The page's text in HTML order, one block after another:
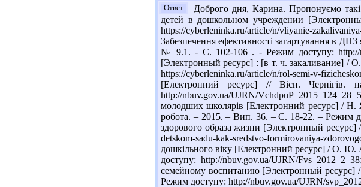
Ответ
Доброго дня, Карина. Пропонуємо
детей в дошкольном учреждении
https://cyberleninka.ru/article/n/vliyanie-
Забезпечення ефективності загартування в
№ 9.1. - С. 102-106 . - Режим доступу: http://
[Электронный ресурс] : [в т. ч. закаливание] /
https://cyberleninka.ru/article/n/rol-semi-v-
[Електронний ресурс] // Вісн.
http://nbuv.gov.ua/UJRN/
молодших школярів [Електронний ресурс] / Н.
робота. – 2015. – Вип. 36. – С. 18-22. – Режим
здорового образа жизни [Электронный
detskom-sadu-kak-sredstvo-formirovaniya-
дошкільного віку [Електронний ресурс] / О. Ю.
доступу: http://nbuv.gov.ua/UJRN/
семейному воспитанию [Электронный
Режим доступу: http://nbuv.gov.ua/UJRN/